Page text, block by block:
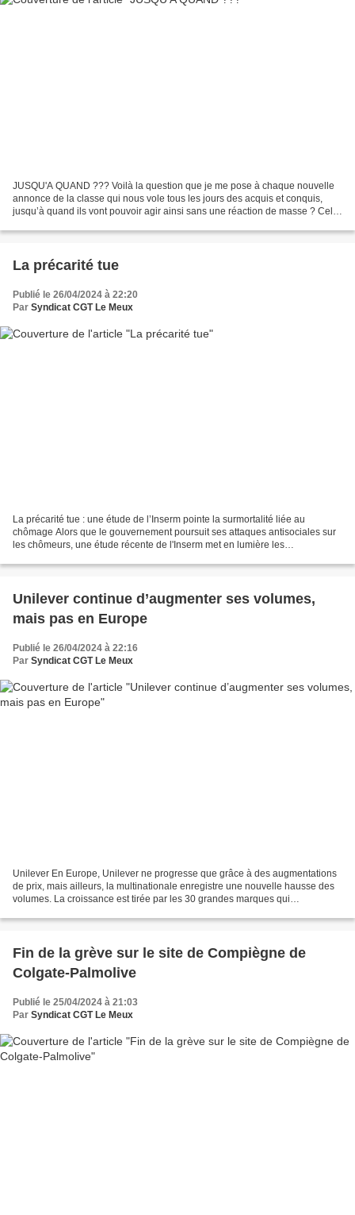
JUSQU'A QUAND ??? Voilà la question que je me pose à chaque nouvelle
annonce de la classe qui nous vole tous les jours des acquis et conquis,
jusqu’à quand ils vont pouvoir agir ainsi sans une réaction de masse ? Cela
La précarité tue
Publié le 26/04/2024 à 22:20
Par Syndicat CGT Le Meux
La précarité tue : une étude de l’Inserm pointe la surmortalité liée au
chômage Alors que le gouvernement poursuit ses attaques antisociales sur
les chômeurs, une étude récente de l'Inserm met en lumière les
Unilever continue d’augmenter ses volumes,
mais pas en Europe
Publié le 26/04/2024 à 22:16
Par Syndicat CGT Le Meux
Unilever En Europe, Unilever ne progresse que grâce à des augmentations
de prix, mais ailleurs, la multinationale enregistre une nouvelle hausse des
volumes. La croissance est tirée par les 30 grandes marques qui
Fin de la grève sur le site de Compiègne de
Colgate-Palmolive
Publié le 25/04/2024 à 21:03
Par Syndicat CGT Le Meux